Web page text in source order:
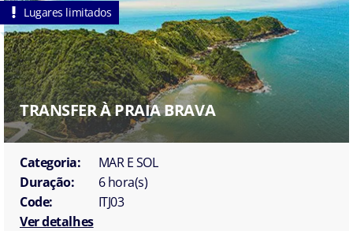
Lugares limitados
TRANSFER À PRAIA BRAVA
Categoria:
MAR E SOL
Duração:
6 hora(s)
Code:
ITJ03
Ver detalhes